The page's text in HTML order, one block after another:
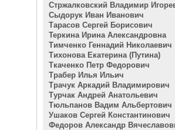
Стржалковский Владимир
Сыдорук Иван Иванович
Тарасов Сергей Борисович
Теркина Ирина Александровна
Тимченко Геннадий Николаевич
Тихонова Екатерина (Путина)
Ткаченко Петр Федорович
Трабер Илья Ильич
Трачук Аркадий Владимирович
Турчак Андрей Анатольевич
Тюльпанов Вадим Альбертович
Ушаков Сергей Константинович
Федоров Александр